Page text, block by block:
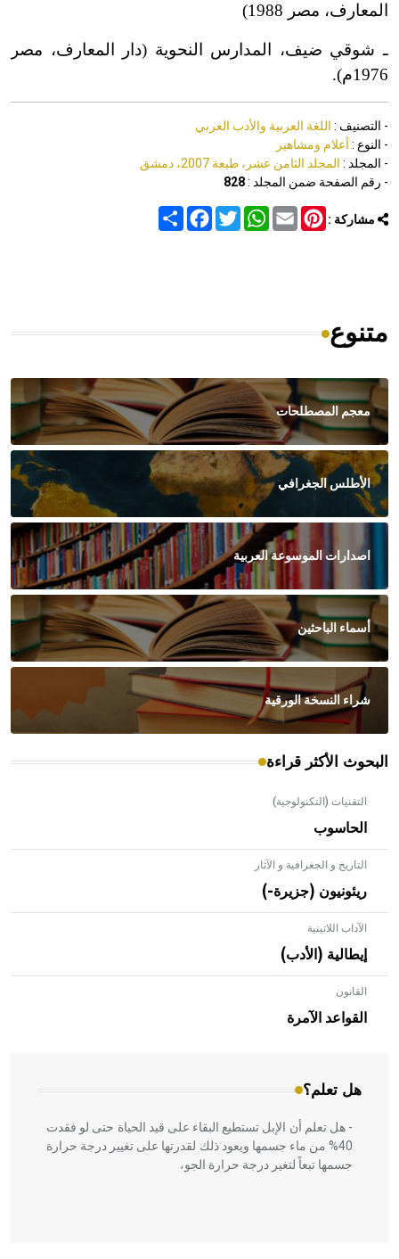
المعارف، مصر 1988)
ـ شوقي ضيف، المدارس النحوية (دار المعارف، مصر
1976م).
- التصنيف : اللغة العربية والأدب العربي
- النوع : أعلام ومشاهير
- المجلد : المجلد الثامن عشر، طبعة 2007، دمشق
- رقم الصفحة ضمن المجلد :828
مشاركة : Share
FacebookTwitter
WhatsAppEmail
Pinterest
متنوع
معجم المصطلحات
الأطلس الجغرافي
اصدارات الموسوعة العربية
أسماء الباحثين
شراء النسخة الورقية
البحوث الأكثر قراءة
التقنيات (التكنولوجية)
الحاسوب
التاريخ و الجغرافية و الآثار
ريئونيون (جزيرة-)
الآداب اللاتينية
إيطالية (الأدب)
القانون
القواعد الآمرة
هل تعلم؟
- هل تعلم أن الأبلق نوع من الفنون الهندسية التي ارتبطت
بالعمارة الإسلامية في بلاد الشام ومصر خاصة، حيث يحرص
المعمار على بناء مداميكه وخاصة في الواجهات
- هل تعلم أن الإبل تستطيع البقاء على قيد الحياة حتى لو فقدت
40% من ماء جسمها ويعود ذلك لقدرتها على تغيير درجة حرارة
جسمها تبعاً لتغير درجة حرارة الجو،